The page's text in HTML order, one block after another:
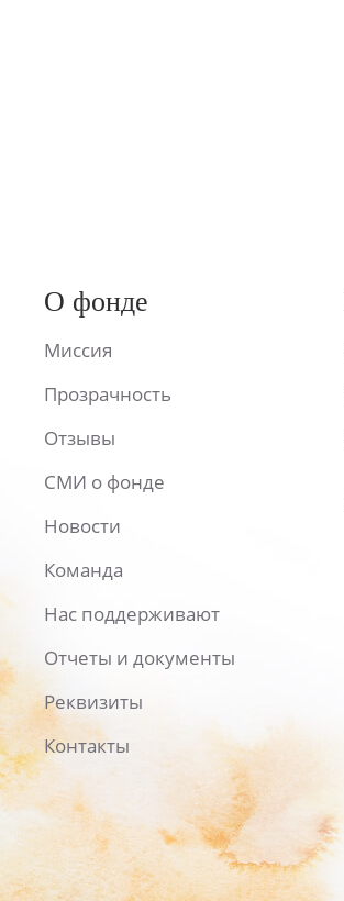
О фонде
Миссия
Прозрачность
Отзывы
СМИ о фонде
Новости
Команда
Нас поддерживают
Отчеты и документы
Реквизиты
Контакты